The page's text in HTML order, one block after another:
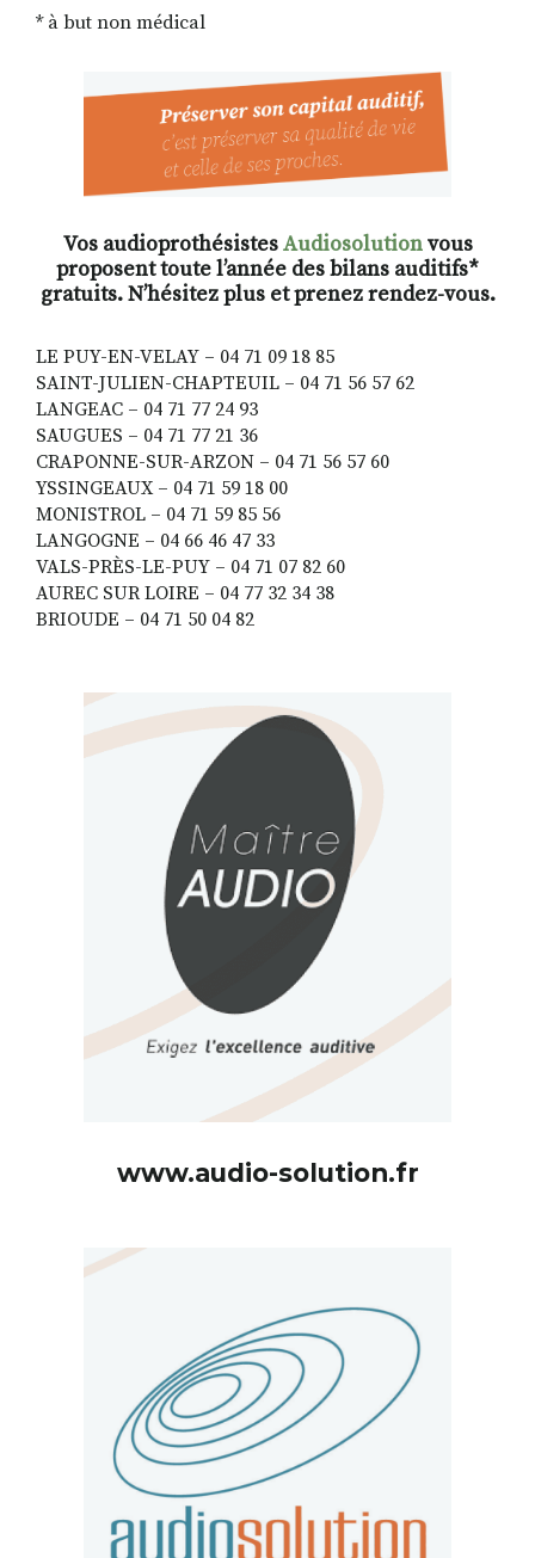
* à but non médical
Vos audioprothésistesAudiosolutionvous
proposent toute l’année des bilans auditifs*
gratuits. N’hésitez plus et prenez rendez-vous.
LE PUY-EN-VELAY – 04 71 09 18 85
SAINT-JULIEN-CHAPTEUIL – 04 71 56 57 62
LANGEAC – 04 71 77 24 93
SAUGUES – 04 71 77 21 36
CRAPONNE-SUR-ARZON – 04 71 56 57 60
YSSINGEAUX – 04 71 59 18 00
MONISTROL – 04 71 59 85 56
LANGOGNE – 04 66 46 47 33
VALS-PRÈS-LE-PUY – 04 71 07 82 60
AUREC SUR LOIRE – 04 77 32 34 38
BRIOUDE – 04 71 50 04 82
www.audio-solution.fr